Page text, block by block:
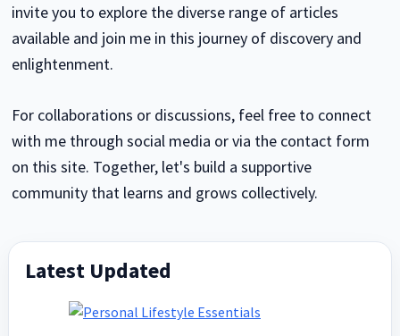
invite you to explore the diverse range of articles
available and join me in this journey of discovery and
enlightenment.
For collaborations or discussions, feel free to connect
with me through social media or via the contact form
on this site. Together, let's build a supportive
community that learns and grows collectively.
Sidebar
Latest Updated